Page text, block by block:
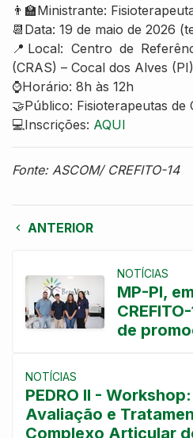
👨‍🏫Ministrante:
📆Data: 19 de maio de 2026
📍Local: Centro de
(CRAS) – Cocal dos Alves (PI)
⌚️Horário: 8h às 12h
🤝Público: Fisioterapeutas de
💻Inscrições: AQUI
Fonte: ASCOM/ CREFITO-14
ANTERIOR
NOTÍCIAS
MP-PI,
de
NOTÍCIAS
PEDRO II - Workshop:
Avaliação e
Complexo Articular